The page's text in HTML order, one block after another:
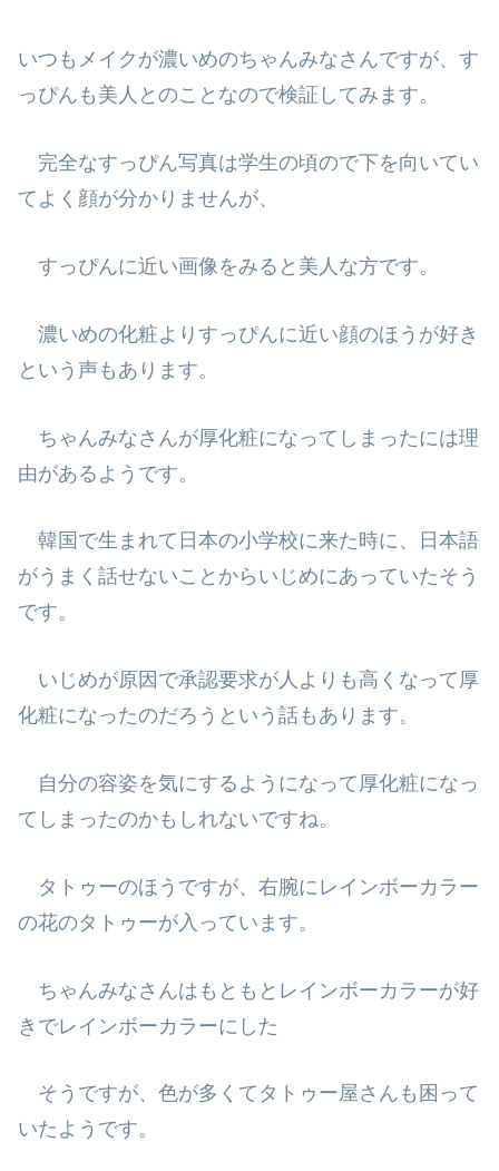
いつもメイクが濃いめのちゃんみなさんですが、す
っぴんも美人とのことなので検証してみます。
完全なすっぴん写真は学生の頃ので下を向いてい
てよく顔が分かりませんが、
すっぴんに近い画像をみると美人な方です。
濃いめの化粧よりすっぴんに近い顔のほうが好き
という声もあります。
ちゃんみなさんが厚化粧になってしまったには理
由があるようです。
韓国で生まれて日本の小学校に来た時に、日本語
がうまく話せないことからい じめにあっていたそう
です。
いじめが原因で承認要求が人よりも高くなって厚
化粧になったのだろうという 話もあります。
自分の容姿を気にするようになって厚化粧になっ
てしまったのかもしれないですね。
タトゥーのほうですが、右腕にレインボーカラー
の花のタトゥーが入っていま す。
ちゃんみなさんはもともとレインボーカラーが好
きでレインボーカラーにした
そうですが、色が多くてタトゥー屋さんも困って
いたようです。